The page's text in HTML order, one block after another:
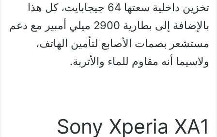
تخزين داخلية سعتها 64 جيجابايت، كل هذا
بالإضافة إلى بطارية 2900 ميلي أمبير مع دعم
مستشعر بصمات الأصابع لتأمين الهاتف،
ولاسيما أنه مقاوم للماء والأتربة.
Sony Xperia XA1